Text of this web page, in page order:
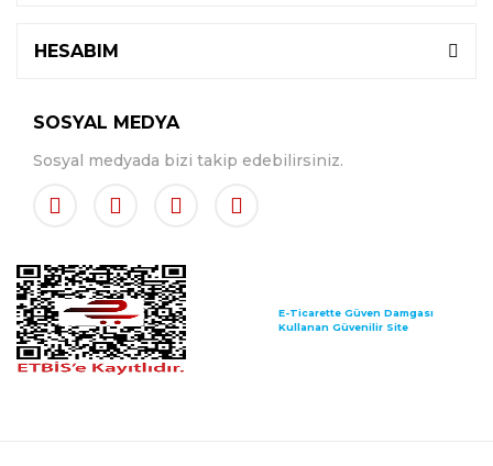
HESABIM
SOSYAL MEDYA
Sosyal medyada bizi takip edebilirsiniz.
E-Ticarette Güven Damgası
Kullanan Güvenilir Site